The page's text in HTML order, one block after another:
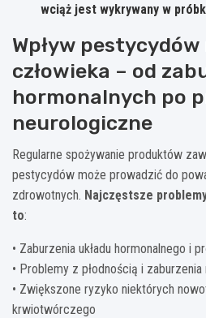
wciąż jest wykrywany w
Wpływ
człowieka – od
hormonalnych po
neurologiczne
Regularne spożywanie produktów
pestycydów może prowadzić do
zdrowotnych. Najczęstsze
to:
• Zaburzenia układu hormonalnego i
• Problemy z płodnością i zaburzenia
• Zwiększone ryzyko niektórych
krwiotwórczego